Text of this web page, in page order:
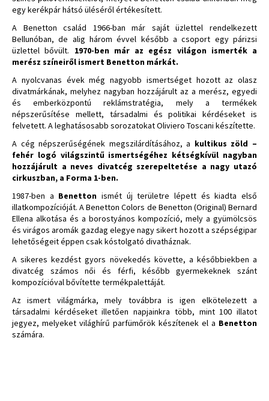
egy kerékpár hátsó üléséről értékesített.
A Benetton család 1966-ban már saját üzlettel rendelkezett
Bellunóban, de alig három évvel később a csoport egy párizsi
üzlettel bővült. 1970-ben már az egész világon ismerték a
merész színeiről ismert Benetton márkát.
A nyolcvanas évek még nagyobb ismertséget hozott az olasz
divatmárkának, melyhez nagyban hozzájárult az a merész, egyedi
és emberközpontú reklámstratégia, mely a termékek
népszerűsítése mellett, társadalmi és politikai kérdéseket is
felvetett. A leghatásosabb sorozatokat Oliviero Toscani készítette.
A cég népszerűségének megszilárdításához, a kultikus zöld –
fehér logó világszintű ismertségéhez kétségkívül nagyban
hozzájárult a neves divatcég szerepeltetése a nagy utazó
cirkuszban, a Forma 1-ben.
1987-ben a Benetton ismét új területre lépett és kiadta első
illatkompozícióját. A Benetton Colors de Benetton (Original) Bernard
Ellena alkotása és a borostyános kompozíció, mely a gyümölcsös
és virágos aromák gazdag elegye nagy sikert hozott a szépségipar
lehetőségeit éppen csak kóstolgató divatháznak.
A sikeres kezdést gyors növekedés követte, a későbbiekben a
divatcég számos női és férfi, később gyermekeknek szánt
kompozícióval bővítette termékpalettáját.
Az ismert világmárka, mely továbbra is igen elkötelezett a
társadalmi kérdéseket illetően napjainkra több, mint 100 illatot
jegyez, melyeket világhírű parfümőrök készítenek el a Benetton
számára.